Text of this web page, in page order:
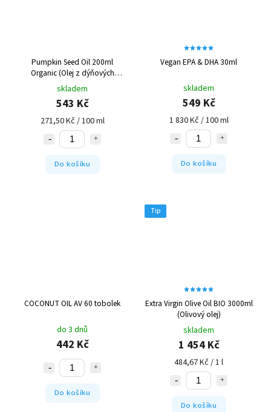
Pumpkin Seed Oil 200ml
Organic (Olej z dýňových
semínek Bio)
skladem
543 Kč
271,50 Kč / 100 ml
Do košíku
Vegan EPA & DHA 30ml
skladem
549 Kč
1 830 Kč / 100 ml
Do košíku
COCONUT OIL AV 60 tobolek
do 3 dnů
442 Kč
Do košíku
Tip
Extra Virgin Olive Oil BIO 3000ml
(Olivový olej)
skladem
1 454 Kč
484,67 Kč / 1 l
Do košíku